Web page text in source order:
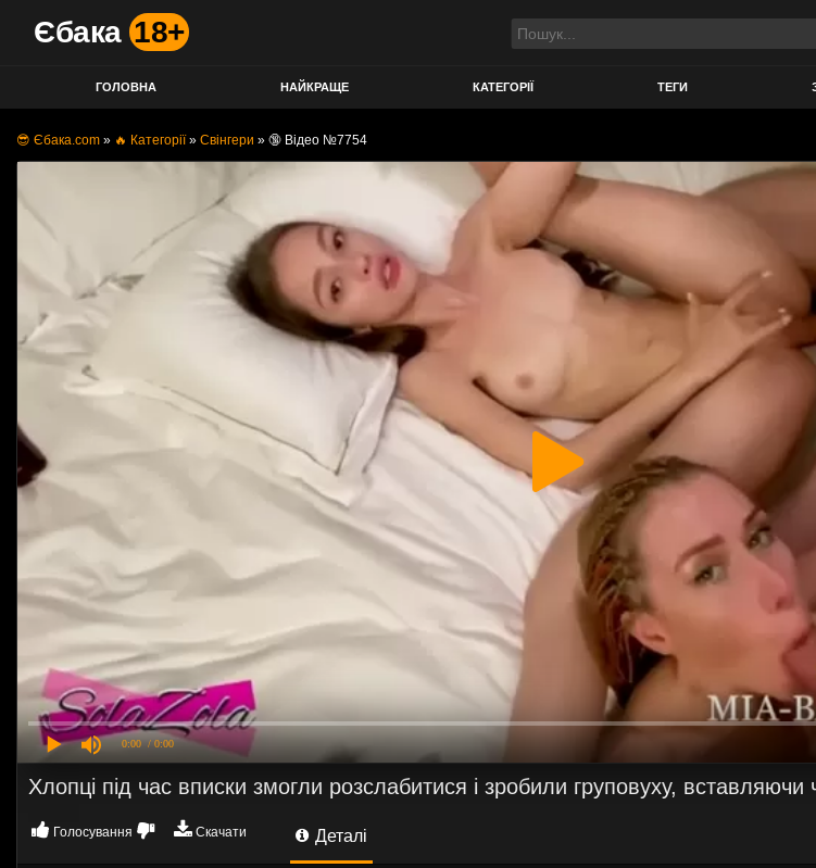
Єбака 18+
ГОЛОВНА НАЙКРАЩЕ КАТЕГОРІЇ ТЕГИ
😎 Єбака.com » 🔥 Категорії» Свінгери » 🔞 Відео №7754
0:00 / 0:00
Хлопці під час вписки змогли розслабитися і зробили груповуху, вставляючи
Голосування Скачати Деталі